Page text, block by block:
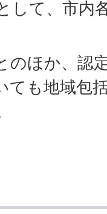
して、市内
のほか、認
ても地域包